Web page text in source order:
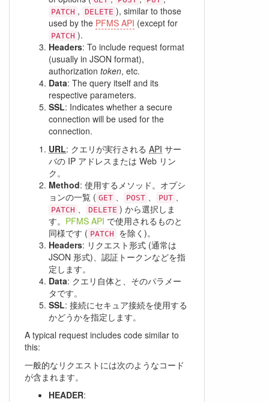
PATCH , DELETE ), similar to those
used by the PFMS API (except for
PATCH ).
Headers: To include request format
(usually in JSON format),
authorization token, etc.
Data: The query itself and its
respective parameters.
SSL: Indicates whether a secure
connection will be used for the
connection.
URL: クエリが実行される API サー
バの IP アドレスまたは Web リン
ク。
Method: 使用するメソッド。オプシ
ョンの一覧 ( GET POST PUT
PATCH DELETE ) から選択しま
す。 PFMS API で使用されるものと
同様です ( PATCH
を除く)。
Headers: リクエスト形式 (通常は
JSON 形式)、認証トークンなどを指
定します。
Data: クエリ自体と、そのパラメー
タです。
SSL: 接続にセキュア接続を使用する
かどうかを指定します。
A typical request includes code similar to
this:
一般的なリクエストには次のようなコード
が含まれます。
HEADER: